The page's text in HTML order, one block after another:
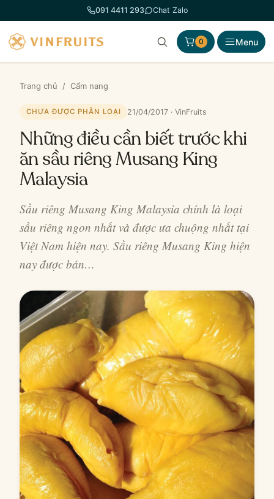
đến
phần
nội
dung
091 4411 293 Chat Zalo
0 Menu
Trang chủ / Cẩm nang
CHƯA ĐƯỢC PHÂN LOẠI 21/04/2017 · VinFruits
Những điều cần biết trước khi
ăn sầu riêng Musang King
Malaysia
Sầu riêng Musang King Malaysia chính là loại
sầu riêng ngon nhất và được ưa chuộng nhất tại
Việt Nam hiện nay. Sầu riêng Musang King hiện
nay được bán…